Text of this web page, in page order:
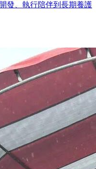
發、執行陪伴到長期養護